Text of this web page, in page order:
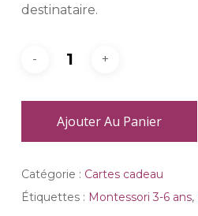
destinataire.
Ajouter Au Panier
Catégorie : Cartes cadeau
Étiquettes : Montessori 3-6 ans,